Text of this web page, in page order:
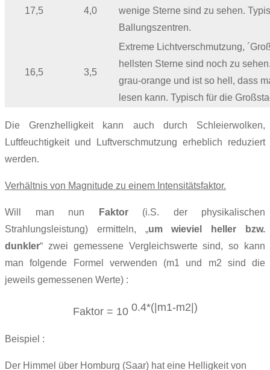
17,5 4,0
wenige Sterne sind zu sehen.
Ballungszentren.
16,5 3,5
Extreme Lichtverschmutzung,
hellsten Sterne sind noch zu
grau-orange und ist so hell, dass
lesen kann. Typisch für die
Die Grenzhelligkeit kann auch durch Schleierwolken,
Luftfeuchtigkeit und
Luftverschmutzung erheblich reduziert
werden.
Verhältnis von Magnitude zu einem Intensitätsfaktor.
Will man nun Faktor(i.S. der physikalischen
Strahlungsleistung) ermitteln, „um wieviel heller bzw.
dunkler“ zwei gemessene Vergleichswerte sind, so kann
man folgende Formel verwenden (m1 und m2 sind die
jeweils gemessenen Werte) :
Faktor = 10 0.4*(|m1-m2|)
Beispiel :
Der Himmel über Homburg (Saar) hat eine Helligkeit von